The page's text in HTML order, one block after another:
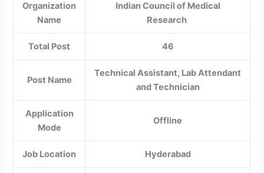
Organization
Name
Indian Council of Medical
Research
Total Post 46
Post Name
Technical Assistant, Lab Attendant
and Technician
Application
Mode
Offline
Job Location Hyderabad